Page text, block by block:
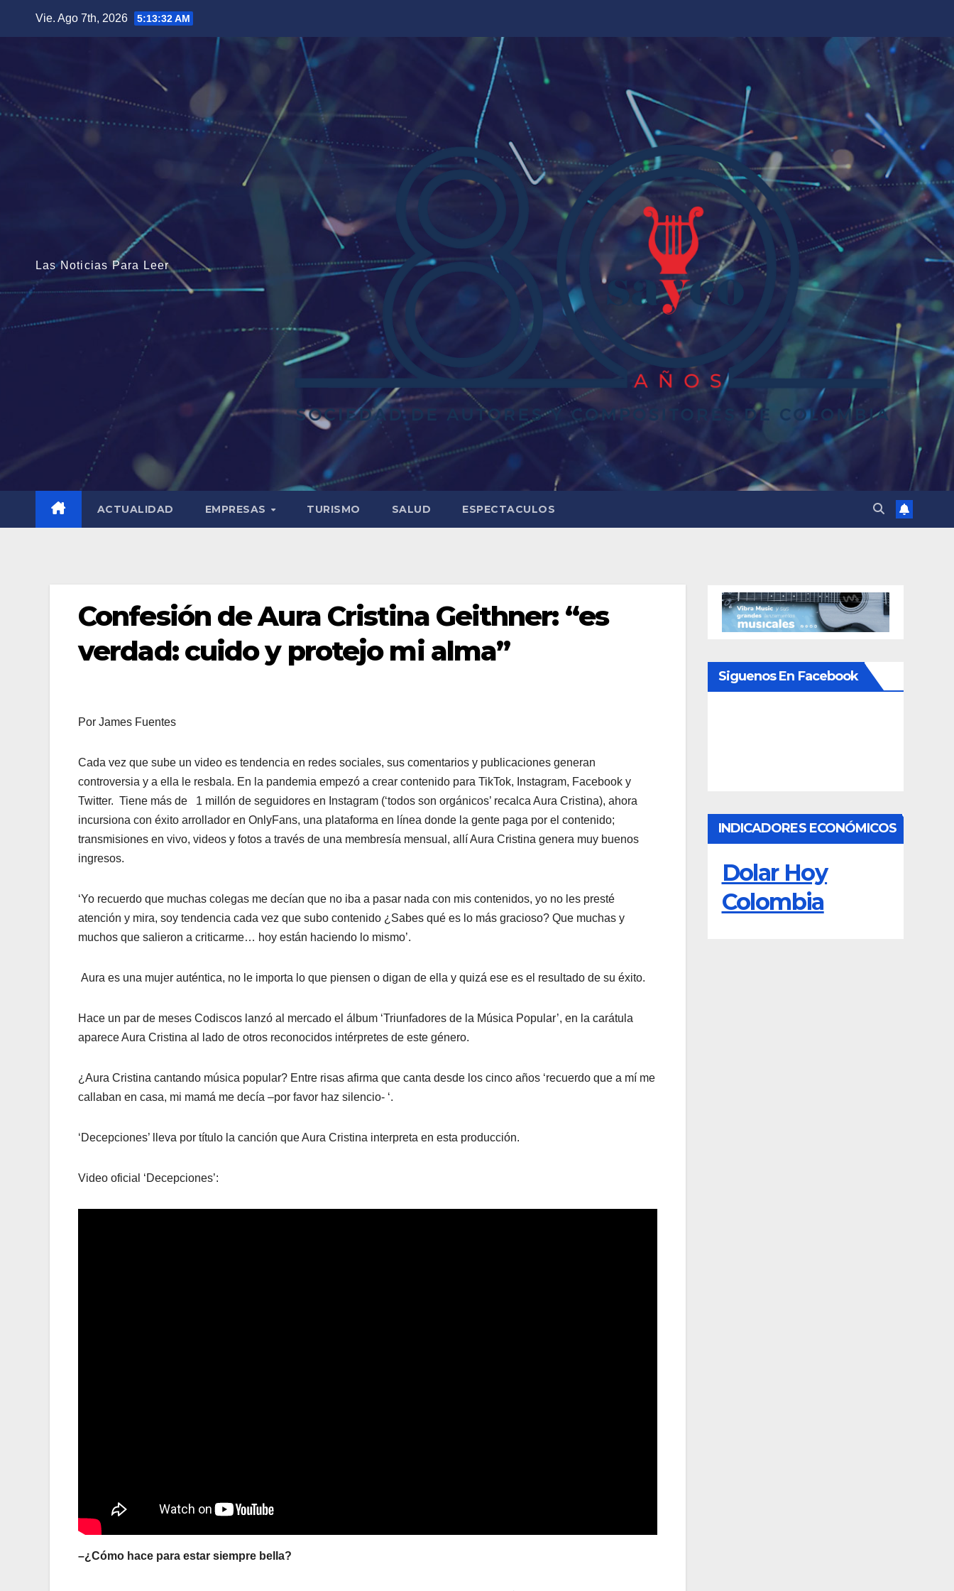
Vie. Ago 7th, 2026 5:13:33 AM
Las Noticias Para Leer
ACTUALIDAD EMPRESAS TURISMO SALUD ESPECTACULOS
Confesión de Aura Cristina Geithner: “es
verdad: cuido y protejo mi alma”
Por James Fuentes
Cada vez que sube un video es tendencia en redes sociales, sus comentarios y publicaciones generan
controversia y a ella le resbala. En la pandemia empezó a crear contenido para TikTok, Instagram, Facebook y
Twitter. Tiene más de 1 millón de seguidores en Instagram (‘todos son orgánicos’ recalca Aura Cristina), ahora
incursiona con éxito arrollador en OnlyFans, una plataforma en línea donde la gente paga por el contenido;
transmisiones en vivo, videos y fotos a través de una membresía mensual, allí Aura Cristina genera muy buenos
ingresos.
‘Yo recuerdo que muchas colegas me decían que no iba a pasar nada con mis contenidos, yo no les presté
atención y mira, soy tendencia cada vez que subo contenido ¿Sabes qué es lo más gracioso? Que muchas y
muchos que salieron a criticarme… hoy están haciendo lo mismo’.
Aura es una mujer auténtica, no le importa lo que piensen o digan de ella y quizá ese es el resultado de su éxito.
Hace un par de meses Codiscos lanzó al mercado el álbum ‘Triunfadores de la Música Popular’, en la carátula
aparece Aura Cristina al lado de otros reconocidos intérpretes de este género.
¿Aura Cristina cantando música popular? Entre risas afirma que canta desde los cinco años ‘recuerdo que a mí me
callaban en casa, mi mamá me decía –por favor haz silencio- ‘.
‘Decepciones’ lleva por título la canción que Aura Cristina interpreta en esta producción.
Video oficial ‘Decepciones’:
–¿Cómo hace para estar siempre bella?
Siguenos En Facebook
INDICADORES ECONÓMICOS
Dolar Hoy
Colombia